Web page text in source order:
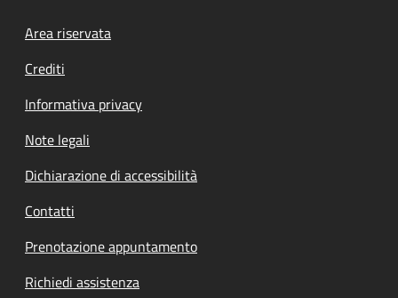
Footer menu
Area riservata
Crediti
Informativa privacy
Note legali
Dichiarazione di accessibilità
Contatti
Prenotazione appuntamento
Richiedi assistenza